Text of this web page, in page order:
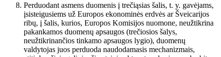
Perduodant asmens duomenis į trečiąsias šalis, t. y. gavėjams,
įsisteigusiems už Europos ekonominės erdvės ar Šveicarijos
ribų, į šalis, kurios, Europos Komisijos nuomone, neužtikrina
pakankamos duomenų apsaugos (trečiosios šalys,
neužtikrinančios tinkamo apsaugos lygio), duomenų
valdytojas juos perduoda naudodamasis mechanizmais,